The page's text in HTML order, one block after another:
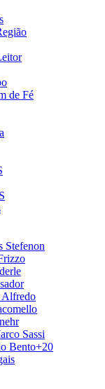
de Fé
Stefenon
Alfredo
Sassi
Bento+20